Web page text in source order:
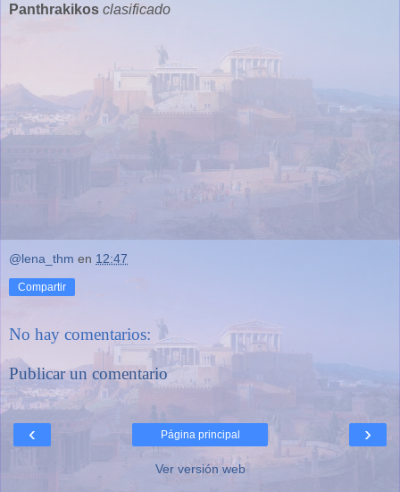
Panthrakikos clasificado
@lena_thm en 12:47
Compartir
No hay comentarios:
Publicar un comentario
‹ ›
Página principal
Ver versión web